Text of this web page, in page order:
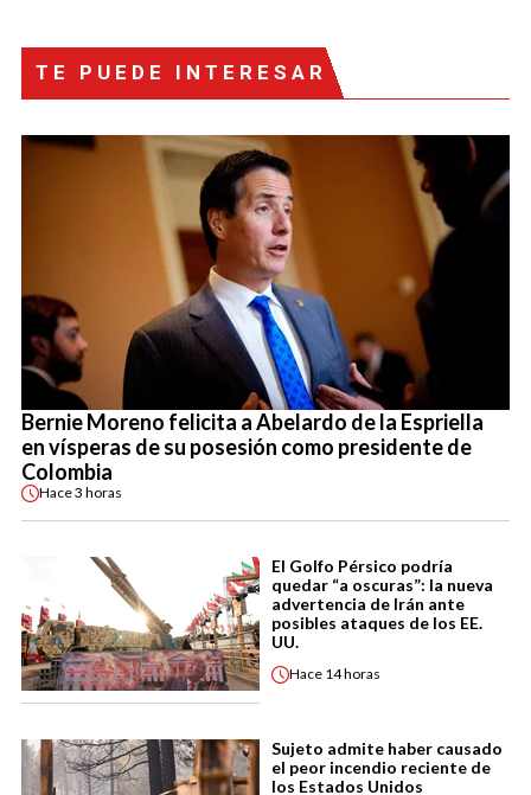
TE PUEDE INTERESAR
Bernie Moreno felicita a Abelardo de la Espriella
en vísperas de su posesión como presidente de
Colombia
Hace3 horas
El Golfo Pérsico podría
quedar “a oscuras”: la nueva
advertencia de Irán ante
posibles ataques de los EE.
UU.
Hace 14 horas
Sujeto admite haber causado
el peor incendio reciente de
los Estados Unidos